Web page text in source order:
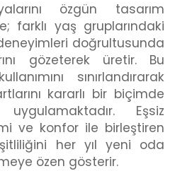
özgün tasarım
farklı yaş gruplarındaki
doğrultusunda
gözeterek üretir. Bu
sınırlandırarak
kararlı bir biçimde
Eşsiz
ve konfor ile birleştiren
her yıl yeni oda
özen gösterir.